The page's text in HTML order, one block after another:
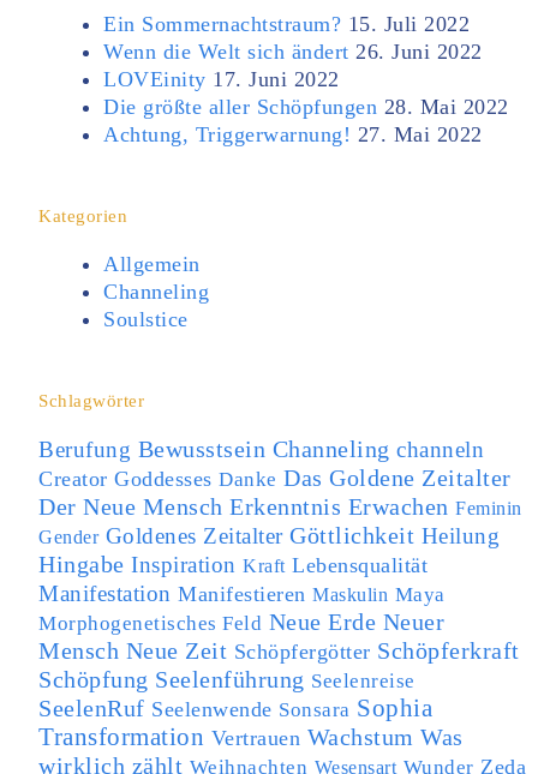
Ein Sommernachtstraum? 15. Juli 2022
Wenn die Welt sich ändert 26. Juni 2022
LOVEinity 17. Juni 2022
Die größte aller Schöpfungen 28. Mai 2022
Achtung, Triggerwarnung! 27. Mai 2022
Kategorien
Allgemein
Channeling
Soulstice
Schlagwörter
Berufung Bewusstsein Channeling channeln
Creator Goddesses Danke Das Goldene Zeitalter
Der Neue Mensch Erkenntnis Erwachen Feminin
Gender Goldenes Zeitalter Göttlichkeit Heilung
Hingabe Inspiration Kraft Lebensqualität
Manifestation Manifestieren Maskulin Maya
Morphogenetisches Feld Neue Erde Neuer
Mensch Neue Zeit Schöpfergötter Schöpferkraft
Schöpfung Seelenführung Seelenreise
SeelenRuf Seelenwende Sonsara Sophia
Transformation Vertrauen Wachstum Was
wirklich zählt Weihnachten Wesensart Wunder Zeda